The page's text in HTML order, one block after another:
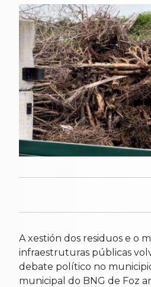
A xestión dos residuos e o
infraestruturas públicas
debate político no
municipal do BNG de Foz